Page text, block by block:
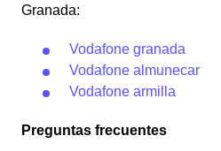
Granada:
Vodafone granada
Vodafone almunecar
Vodafone armilla
Preguntas frecuentes